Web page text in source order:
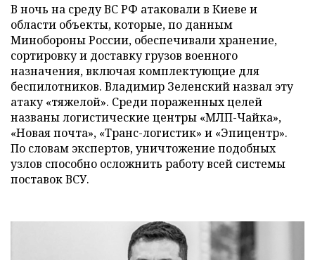
В ночь на среду ВС РФ атаковали в Киеве и
области объекты, которые, по данным
Минобороны России, обеспечивали хранение,
сортировку и доставку грузов военного
назначения, включая комплектующие для
беспилотников. Владимир Зеленский назвал эту
атаку «тяжелой». Среди пораженных целей
названы логистические центры «МЛП-Чайка»,
«Новая почта», «Транс-логистик» и «Эпицентр».
По словам экспертов, уничтожение подобных
узлов способно осложнить работу всей системы
поставок ВСУ.